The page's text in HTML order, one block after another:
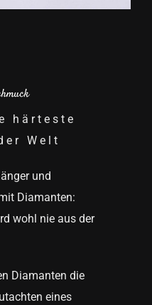
härteste
Welt
und
Diamanten:
wohl nie aus der
Diamanten die
eines